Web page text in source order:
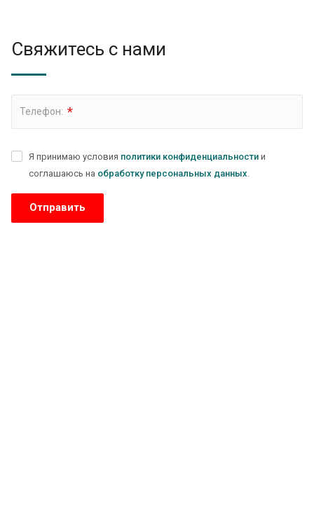
Свяжитесь с нами
Телефон: *
Я принимаю условия политики конфиденциальности и
соглашаюсь на обработку персональных данных